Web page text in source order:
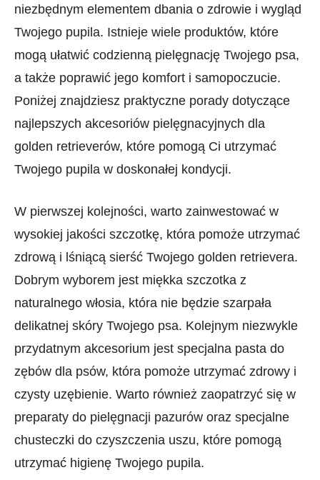
niezbędnym elementem dbania o ‌zdrowie⁣ i wygląd
Twojego pupila.‌ Istnieje wiele produktów, które
mogą ułatwić codzienną pielęgnację Twojego psa,
a ⁤także poprawić jego komfort⁣ i samopoczucie.‌
Poniżej znajdziesz praktyczne porady dotyczące
najlepszych akcesoriów pielęgnacyjnych dla
golden retrieverów, które ⁤pomogą Ci utrzymać
Twojego pupila w doskonałej ⁢kondycji.
W pierwszej kolejności, warto zainwestować w
wysokiej‍ jakości szczotkę, która pomoże utrzymać
zdrową i lśniącą sierść Twojego golden retrievera.
Dobrym wyborem jest miękka szczotka‍ z
naturalnego włosia, która nie będzie szarpała
delikatnej skóry ‍Twojego psa.​ Kolejnym niezwykle
⁤przydatnym akcesorium ‍jest specjalna pasta do
zębów dla psów, która pomoże utrzymać ⁤zdrowy i
czysty uzębienie. Warto również zaopatrzyć się w
preparaty do pielęgnacji pazurów oraz specjalne
chusteczki do czyszczenia uszu, które pomogą
utrzymać higienę Twojego⁣ pupila.